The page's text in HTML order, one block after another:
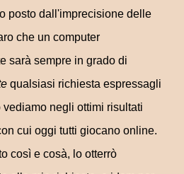
posto dall'imprecisione delle
che un computer
sarà sempre in grado di
qualsiasi richiesta espressagli
vediamo negli ottimi risultati
cui oggi tutti giocano online.
così e cosà, lo otterrò